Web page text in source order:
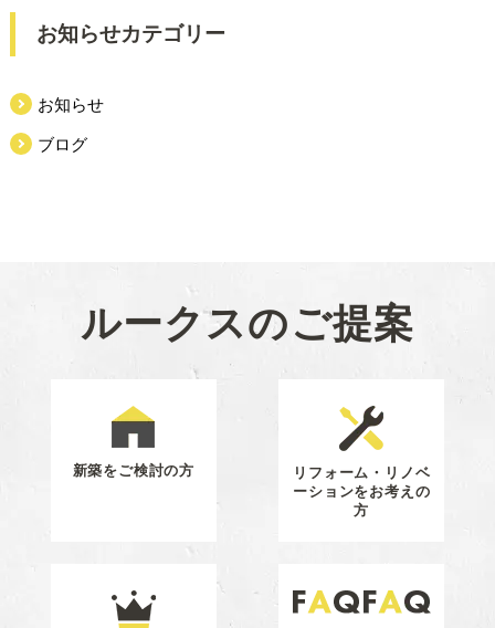
お知らせカテゴリー
お知らせ
ブログ
ルークスのご提案
新築をご検討の方
リフォーム・リノベ
ーションをお考えの
方